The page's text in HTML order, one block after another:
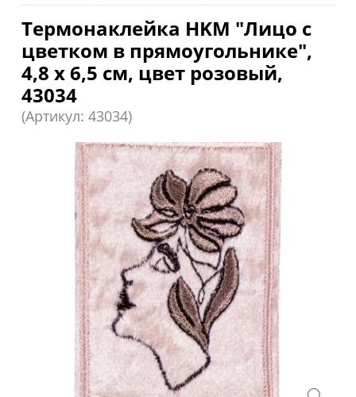
Термонаклейка HKM "Лицо с
цветком в прямоугольнике",
4,8 х 6,5 см, цвет розовый,
43034
(Артикул: 43034)